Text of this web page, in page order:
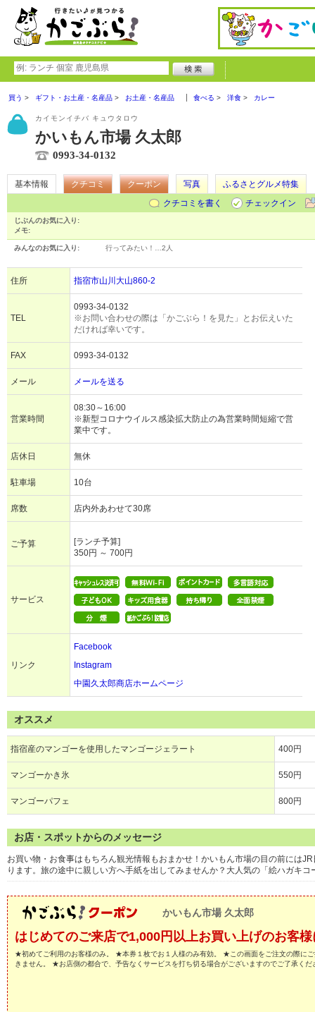
買う ギフト・お土産・名産品 お土産・名産品 食べる 洋食 カレー
カイモンイチバ キュウタロウ
かいもん市場 久太郎
0993-34-0132
基本情報 クチコミ クーポン 写真
ふるさとグルメ特集
クチコミを書く
チェックイン
じぶんのお気に入り:
メモ:
みんなのお気に入り: 行ってみたい！… 2人
住所 指宿市山川大山860-2
TEL
0993-34-0132
※お問い合わせの際は「かごぶら！を見た」とお伝えいた
だければ幸いです。
FAX 0993-34-0132
メール メールを送る
営業時間
08:30～16:00
※新型コロナウイルス感染拡大防止の為営業時間短縮で営
業中です。
店休日 無休
駐車場 10台
席数 店内外あわせて30席
ご予算
[ランチ予算]
350円 ～ 700円
サービス
リンク
Facebook
Instagram
中園久太郎商店ホームページ
オススメ
指宿産のマンゴーを使用したマンゴージェラート 400円
マンゴーかき氷 550円
マンゴーパフェ 800円
お店・スポットからのメッセージ
お買い物・お食事はもちろん観光情報もおまかせ！かいもん市場の目の前には
ります。旅の途中に親しい方へ手紙を出してみませんか？大人気の「絵ハガキ
かいもん市場 久太郎
はじめてのご来店で1,000円以上お買い上げのお客
★初めてご利用のお客様のみ。 ★本券１枚でお１人様のみ有効。 ★この画面をご注文の際に
きません。 ★お店側の都合で、予告なくサービスを打ち切る場合がございますのでご了承くだ